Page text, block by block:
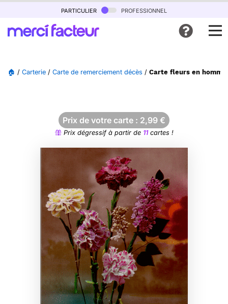
particulier professionnel
🏠 / Carterie / Carte de remerciement décès / Carte fleurs en
Prix de votre carte : 2,99 €
Prix dégressif à partir de 11cartes !